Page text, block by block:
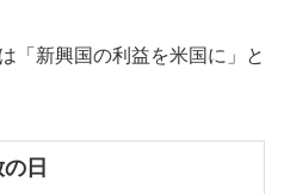
「新興国の利益を米国に」と
日